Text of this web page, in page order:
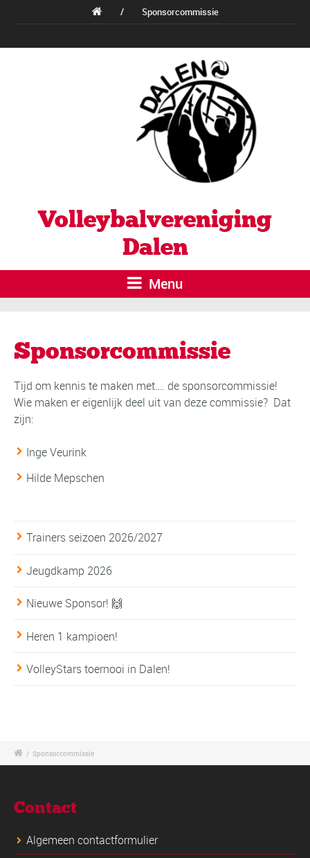
/ Sponsorcommissie
Volleybalvereniging
Dalen
Menu
Sponsorcommissie
Tijd om kennis te maken met…. de sponsorcommissie!
Wie maken er eigenlijk deel uit van deze commissie? Dat
zijn:
Inge Veurink
Hilde Mepschen
Trainers seizoen 2026/2027
Jeugdkamp 2026
Nieuwe Sponsor! 🙌
Heren 1 kampioen!
VolleyStars toernooi in Dalen!
/ Sponsorcommissie
Contact
Algemeen contactformulier